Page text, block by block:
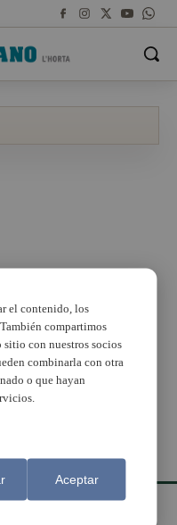
el contenido, los
compartimos
sitio con nuestros socios
combinarla con otra
o que hayan
Aceptar